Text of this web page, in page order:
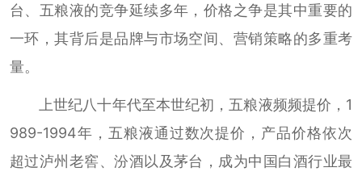
台、五粮液的竞争延续多年，价格之争是其中重要的
一环，其背后是品牌与市场空间、营销策略的多重考
量。
上世纪八十年代至本世纪初，五粮液频频提价，1
989-1994年，五粮液通过数次提价，产品价格依次
超过泸州老窖、汾酒以及茅台，成为中国白酒行业最